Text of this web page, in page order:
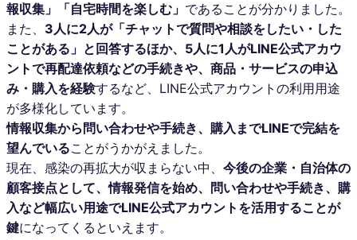
報収集」「自宅時間を楽しむ」 であることが分かりました。
また、 3人に2人が「チャットで質問や相談をしたい・した
ことがある」と回答するほか、5人に1人がLINE公式アカウ
ントで再配達依頼などの手続きや、商品・サービスの申込
み・購入を経験するなど、LINE公式アカウントの利用用途
が多様化しています。
情報収集から問い合わせや手続き、購入までLINEで完結を
望んでいることがうかがえました。
現在、感染の再拡大が収まらない中、 今後の企業・自治体の
顧客接点として、情報発信を始め、問い合わせや手続き、購
入など幅広い用途でLINE公式アカウントを活用することが
鍵になってくるといえます。